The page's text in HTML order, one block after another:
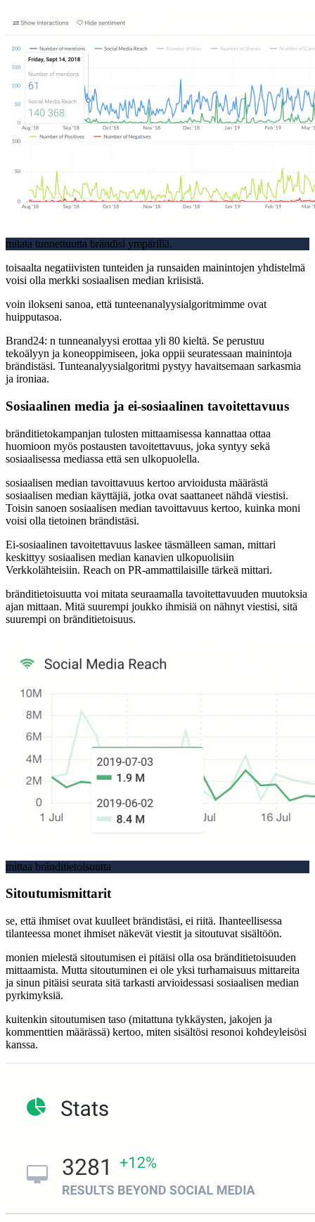
mitata tunnettuutta brändisi ympärillä.
toisaalta negatiivisten tunteiden ja runsaiden mainintojen yhdistelmä
voisi olla merkki sosiaalisen median kriisistä.
voin ilokseni sanoa, että tunteenanalyysialgoritmimme ovat
huipputasoa.
Brand24: n tunneanalyysi erottaa yli 80 kieltä. Se perustuu
tekoälyyn ja koneoppimiseen, joka oppii seuratessaan mainintoja
brändistäsi. Tunteanalyysialgoritmi pystyy havaitsemaan sarkasmia
ja ironiaa.
Sosiaalinen media ja ei-sosiaalinen tavoitettavuus
bränditietokampanjan tulosten mittaamisessa kannattaa ottaa
huomioon myös postausten tavoitettavuus, joka syntyy sekä
sosiaalisessa mediassa että sen ulkopuolella.
sosiaalisen median tavoittavuus kertoo arvioidusta määrästä
sosiaalisen median käyttäjiä, jotka ovat saattaneet nähdä viestisi.
Toisin sanoen sosiaalisen median tavoittavuus kertoo, kuinka moni
voisi olla tietoinen brändistäsi.
Ei-sosiaalinen tavoitettavuus laskee täsmälleen saman, mittari
keskittyy sosiaalisen median kanavien ulkopuolisiin
Verkkolähteisiin. Reach on PR-ammattilaisille tärkeä mittari.
bränditietoisuutta voi mitata seuraamalla tavoitettavuuden muutoksia
ajan mittaan. Mitä suurempi joukko ihmisiä on nähnyt viestisi, sitä
suurempi on bränditietoisuus.
mittaa bränditietoisuutta
Sitoutumismittarit
se, että ihmiset ovat kuulleet brändistäsi, ei riitä. Ihanteellisessa
tilanteessa monet ihmiset näkevät viestit ja sitoutuvat sisältöön.
monien mielestä sitoutumisen ei pitäisi olla osa bränditietoisuuden
mittaamista. Mutta sitoutuminen ei ole yksi turhamaisuus mittareita
ja sinun pitäisi seurata sitä tarkasti arvioidessasi sosiaalisen median
pyrkimyksiä.
kuitenkin sitoutumisen taso (mitattuna tykkäysten, jakojen ja
kommenttien määrässä) kertoo, miten sisältösi resonoi kohdeyleisösi
kanssa.